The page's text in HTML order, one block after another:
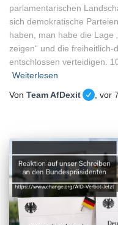
parlamentarischen
sich demokratische
haben, man habe die Lage
zeigen“ und die
entschlossen verteidigen.
Weiterlesen
Von Team AfDexit , vor